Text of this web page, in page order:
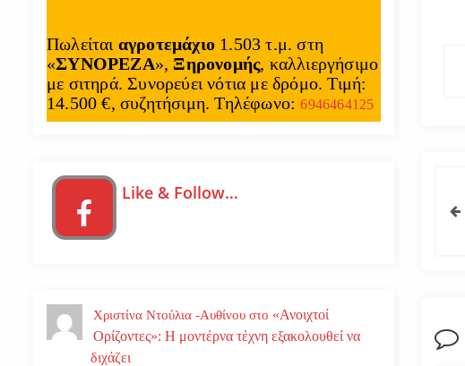
λ
γ
Πωλείται αγροτεμάχιο 1.503 τ.μ. στη
«ΣΥΝΟΡΕΖΑ», Ξηρονομής, καλλιεργήσιμο
με σιτηρά. Συνορεύει νότια με δρόμο. Τιμή:
14.500 €, συζητήσιμη. Τηλέφωνο:6946464125
Like & Follow…
Χριστίνα Ντούλια -Αυθίνου στο «Ανοιχτοί
Ορίζοντες»: Η μοντέρνα τέχνη εξακολουθεί να
διχάζει